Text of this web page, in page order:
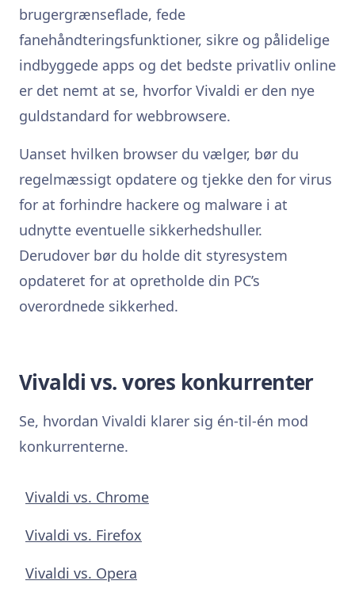
brugergrænseflade, fede
fanehåndteringsfunktioner, sikre og pålidelige
indbyggede apps og det bedste privatliv online
er det nemt at se, hvorfor Vivaldi er den nye
guldstandard for webbrowsere.
Uanset hvilken browser du vælger, bør du
regelmæssigt opdatere og tjekke den for virus
for at forhindre hackere og malware i at
udnytte eventuelle sikkerhedshuller.
Derudover bør du holde dit styresystem
opdateret for at opretholde din PC’s
overordnede sikkerhed.
Vivaldi vs. vores konkurrenter
Se, hvordan Vivaldi klarer sig én-til-én mod
konkurrenterne.
Vivaldi vs. Chrome
Vivaldi vs. Firefox
Vivaldi vs. Opera